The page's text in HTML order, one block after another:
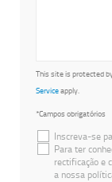
This site is protected
Serviceapply.
*Campos obrigatórios
Inscreva-se
Para ter
rectificação e
a nossa